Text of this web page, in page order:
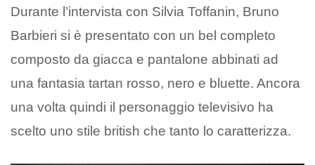
Durante l’intervista con Silvia Toffanin, Bruno
Barbieri si è presentato con un bel completo
composto da giacca e pantalone abbinati ad
una fantasia tartan rosso, nero e bluette. Ancora
una volta quindi il personaggio televisivo ha
scelto uno stile british che tanto lo caratterizza.